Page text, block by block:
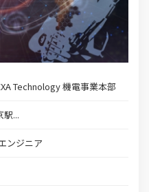
Technology 機電事業本部
駅...
ンジニア